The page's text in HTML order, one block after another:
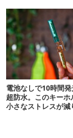
電池なしで10時間
超防水。このキーホ
小さなストレスが減